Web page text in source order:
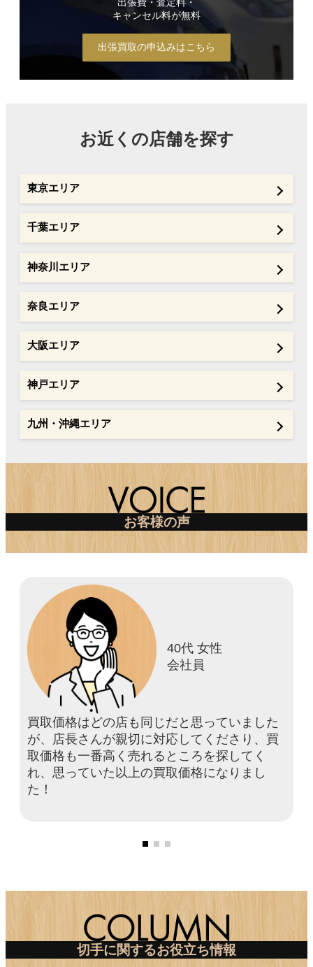
キャンセル料が無料
出張買取の申込みはこちら
お近くの店舗を探す
東京エリア
千葉エリア
神奈川エリア
奈良エリア
大阪エリア
神戸エリア
九州・沖縄エリア
お客様の声
40代 女性
会社員
買取価格はどの店も同じだと思っていました
が、店長さんが親切に対応してくださり、買
取価格も一番高く売れるところを探してく
れ、思っていた以上の買取価格になりまし
た！
切手に関するお役立ち情報